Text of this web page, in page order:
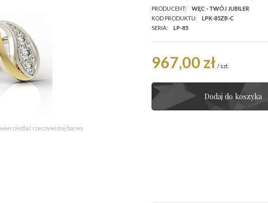
rzeczywistej barwy
PRODUCENT:
WĘC - TWÓJ JUBILER
KOD PRODUKTU:
LPK-85ZB-C
SERIA:
LP-85
967,00 zł / szt.
Dodaj do koszyka